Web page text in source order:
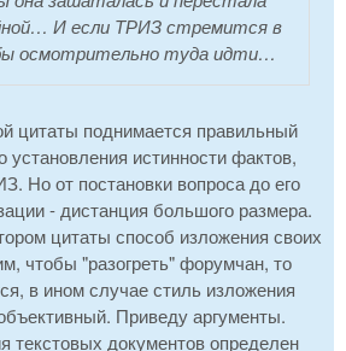
И если ТРИЗ стремится в
осмотрительно туда идти…
цитаты поднимается правильный
установления истинности фактов,
Но от постановки вопроса до его
- дистанция большого размера.
цитаты способ изложения своих
чтобы "разогреть" форумчан, то
в ином случае стиль изложения
Приведу аргументы.
текстовых документов определен